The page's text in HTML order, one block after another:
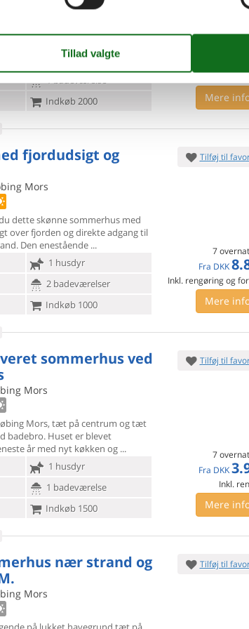
1 husdyr
1 badeværelse
Indkøb 2000
7
FraDKK
Mere
fjordudsigt og
Mors
dette skønne sommerhus med
over fjorden og direkte adgang til
Den enestående
1 husdyr
2 badeværelser
Indkøb 1000
Tilføj til
7
Fra DKK
Inkl. rengøring og
Mere
sommerhus ved
Mors
Mors, tæt på centrum og tæt
badebro. Huset er blevet
år med nyt køkken og
1 husdyr
1 badeværelse
Indkøb 1500
Tilføj til
7
Fra DKK
Inkl.
Mere
nær strand og
Mors
Tilføj til